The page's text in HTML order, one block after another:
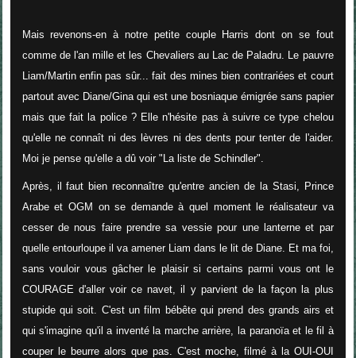
Mais revenons-en à notre petite couple Harris dont on se fout
comme de l'an mille et les Chevaliers au Lac de Paladru. Le pauvre
Liam/Martin enfin pas sûr... fait des mines bien contrariées et court
partout avec Diane/Gina qui est une bosniaque émigrée sans papier
mais que fait la police ? Elle n'hésite pas à suivre ce type chelou
qu'elle ne connaît ni des lèvres ni des dents pour tenter de l'aider.
Moi je pense qu'elle a dû voir "La liste de Schindler".
Après, il faut bien reconnaître qu'entre ancien de la Stasi, Prince
Arabe et OGM on se demande à quel moment le réalisateur va
cesser de nous faire prendre sa vessie pour une lanterne et par
quelle entourloupe il va amener Liam dans le lit de Diane. Et ma foi,
sans vouloir vous gâcher le plaisir si certains parmi vous ont le
COURAGE d'aller voir ce navet, il y parvient de la façon la plus
stupide qui soit. C'est un film bébête qui prend des grands airs et
qui s'imagine qu'il a inventé la marche arrière, la paranoïa et le fil à
couper le beurre alors que pas. C'est moche, filmé à la OUI-OUI